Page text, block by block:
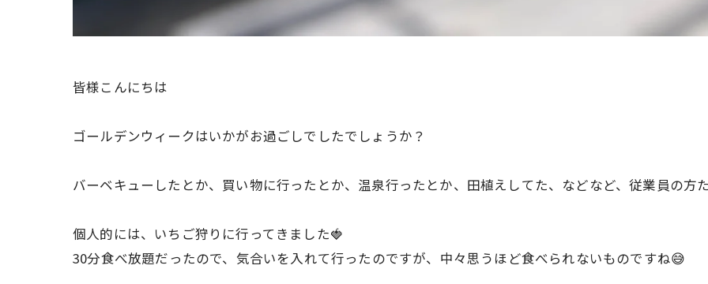
皆様こんにちは
ゴールデンウィークはいかがお過ごしでしたでしょうか？
バーベキューしたとか、買い物に行ったとか、温泉行ったとか、田植えしてた、などなど、従業員の方
個人的には、いちご狩りに行ってきました🍓
30分食べ放題だったので、気合いを入れて行ったのですが、中々思うほど食べられないものですね😅